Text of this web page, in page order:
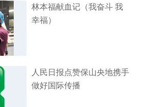
林本福献血记（我奋斗 我
幸福）
人民日报点赞保山央地携手
做好国际传播